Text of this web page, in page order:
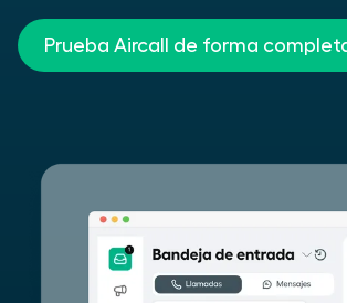
Prueba Aircall de forma